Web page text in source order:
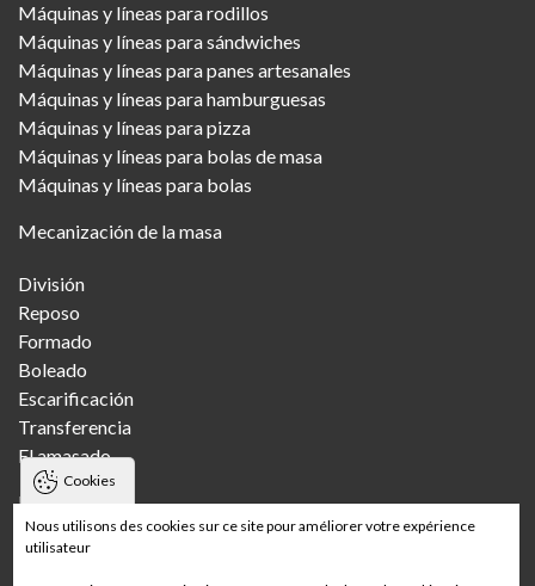
Máquinas y líneas para rodillos
Máquinas y líneas para sándwiches
Máquinas y líneas para panes artesanales
Máquinas y líneas para hamburguesas
Máquinas y líneas para pizza
Máquinas y líneas para bolas de masa
Máquinas y líneas para bolas
Mecanización de la masa
División
Reposo
Formado
Boleado
Escarificación
Transferencia
El amasado
Panaderías
Pandería artesanal
Cookies
Nous utilisons des cookies sur ce site pour améliorer votre expérience
utilisateur